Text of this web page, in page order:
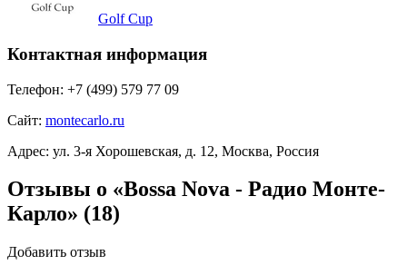
Golf Cup
Контактная информация
Телефон: +7 (499) 579 77 09
Сайт: montecarlo.ru
Адрес: ул. 3-я Хорошевская, д. 12, Москва, Россия
Отзывы о «Bossa Nova - Радио Монте-
Карло» (18)
Добавить отзыв